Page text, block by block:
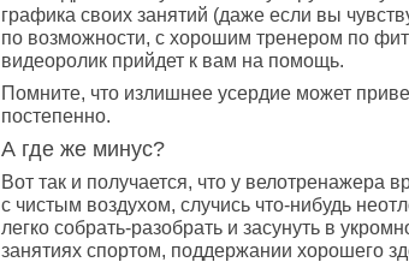
графика своих занятий (даже если вы
по возможности, с хорошим тренером по
видеоролик прийдет к вам на помощь.
Помните, что излишнее усердие может
постепенно.
А где же минус?
Вот так и получается, что у
с чистым воздухом, случись что-нибудь
легко собрать-разобрать и засунуть в
занятиях спортом, поддержании хорошего